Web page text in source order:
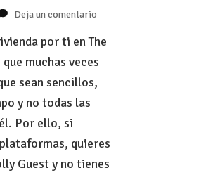
Deja un comentario
tu
vivienda
ti
Guest
por ti en The
muchas veces
sean sencillos,
y no todas las
Por ello, si
quieres
Guest y no tienes